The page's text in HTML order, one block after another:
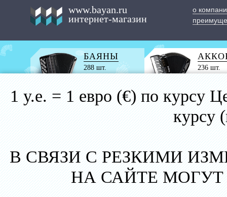
www.bayan.ru
интернет-магазин
о
БАЯНЫ
288 шт. 236 шт.
1 у.е. = 1 евро (€) по курсу
курсу
В СВЯЗИ С РЕЗКИМИ
НА САЙТЕ